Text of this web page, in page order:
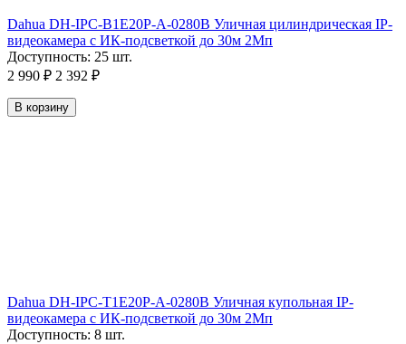
Dahua DH-IPC-B1E20P-A-0280B Уличная цилиндрическая IP-
видеокамера с ИК-подсветкой до 30м 2Мп
Доступность: 25 шт.
2 990 ₽ 2 392 ₽
В корзину
Dahua DH-IPC-T1E20P-A-0280B Уличная купольная IP-
видеокамера с ИК-подсветкой до 30м 2Мп
Доступность: 8 шт.